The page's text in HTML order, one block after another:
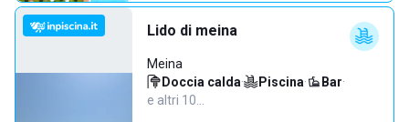
Lido di meina
Meina
Doccia calda· Piscina· Bar·
e altri 10…